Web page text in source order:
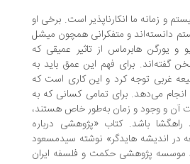
ما انکارناپذیر است. برخی او
و متفکرانی همچون میشل
هابرماس از تاثیر عمیقی که
برای فهم این عمق باید به
توجه کرد و این کاری است که
برای تمامی کسانی که به
وجود و زمان به‌طور خاص هستند،
باشد. کتاب «پژوهشی درباره
هایدگر» نوشته سیدمسعود
موسسه پژوهشی حکمت و فلسفه ایران